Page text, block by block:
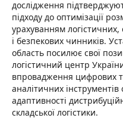
дослідження
підходу до оптимізації
урахуванням
і безпекових чинників.
область посилює свої
логістичний центр
впровадження цифрових
аналітичних
адаптивності
складської логістики.